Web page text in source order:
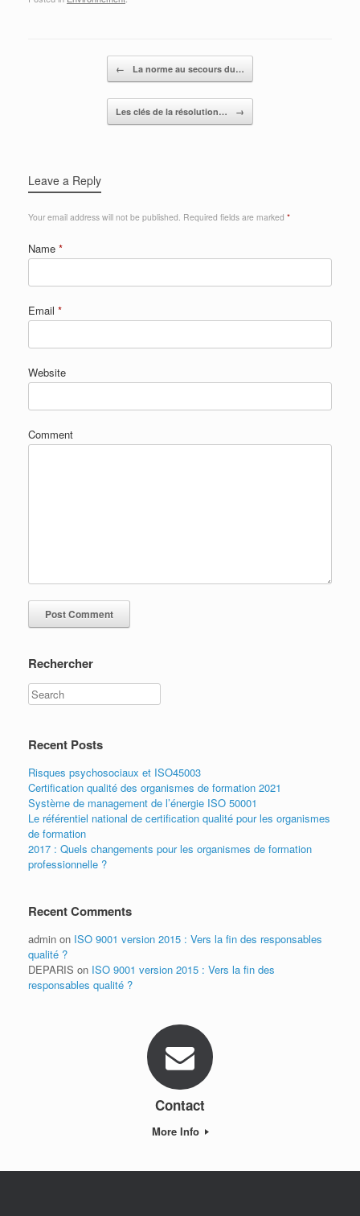
← La norme au secours du…
Les clés de la résolution… →
Leave a Reply
Your email address will not be published. Required fields are marked *
Name *
Email *
Website
Comment
Rechercher
Recent Posts
Risques psychosociaux et ISO45003
Certification qualité des organismes de formation 2021
Système de management de l’énergie ISO 50001
Le référentiel national de certification qualité pour les organismes
de formation
2017 : Quels changements pour les organismes de formation
professionnelle ?
Recent Comments
admin on ISO 9001 version 2015 : Vers la fin des responsables
qualité ?
DEPARIS on ISO 9001 version 2015 : Vers la fin des
responsables qualité ?
Contact
More Info